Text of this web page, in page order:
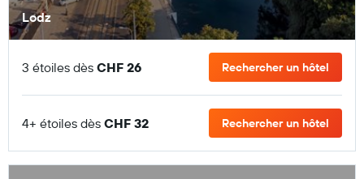
Lodz
3 étoiles dès CHF 26 Rechercher un hôtel
4+ étoiles dès CHF 32 Rechercher un hôtel